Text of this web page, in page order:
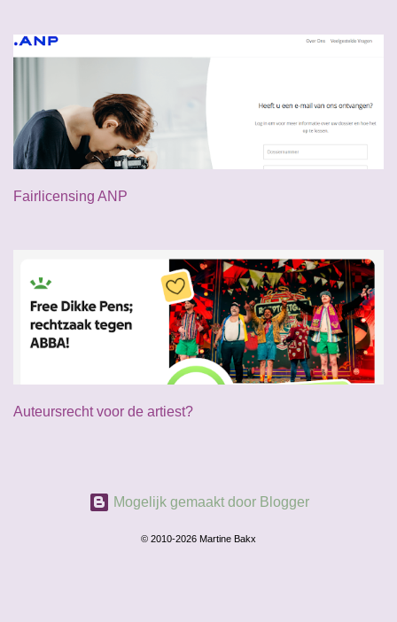
Fairlicensing ANP
Auteursrecht voor de artiest?
Mogelijk gemaakt door Blogger
© 2010-2026 Martine Bakx